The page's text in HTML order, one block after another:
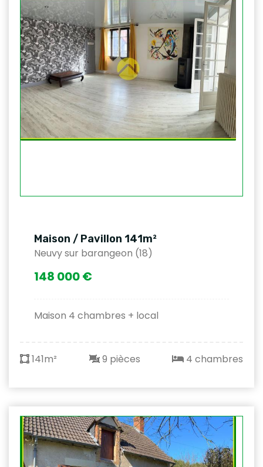
Maison / Pavillon 141m²
Neuvy sur barangeon (18)
148 000 €
Maison 4 chambres + local
141m² 9 pièces 4 chambres